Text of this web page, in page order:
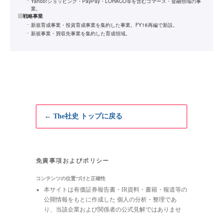
業。
戦略事業
新規育成事業・投資育成事業を集約した事業。FY16再編で新設。
新規事業・買収先事業を集約した育成領域。
← The社史 トップに戻る
免責事項およびポリシー
コンテンツの位置づけと正確性
本サイトは有価証券報告書・IR資料・書籍・報道等の
公開情報をもとに作成した 個人の分析・整理であ
り、当該企業および関係者の公式見解ではありませ